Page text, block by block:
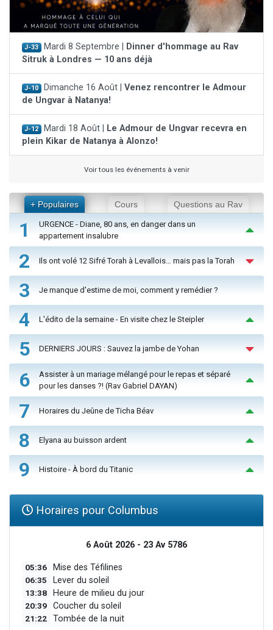
J-33 Mardi 8 Septembre |
Dinner d'hommage au Rav
Sitruk à Londres — 10 ans déjà
J-10 Dimanche 16 Août | Venez rencontrer le Admour
de Ungvar à Natanya!
J-12 Mardi 18 Août |
Le Admour de Ungvar recevra en
plein Kikar de Natanya à Alonzo!
Voir tous les événements à venir
+ Populaires Cours Questions au Rav
1
URGENCE - Diane, 80 ans, en danger dans un
appartement insalubre
2 Ils ont volé 12 Sifré Torah à Levallois… mais pas la Torah
3 Je manque d'estime de moi, comment y remédier ?
4 L'édito de la semaine - En visite chez le Steipler
5 DERNIERS JOURS : Sauvez la jambe de Yohan
6
Assister à un mariage mélangé pour le repas et séparé
pour les danses ?! (Rav Gabriel DAYAN)
7 Horaires du Jeûne de Ticha Béav
8 Elyana au buisson ardent
9 Histoire - À bord du Titanic
Horaires pour Columbus
6 Août 2026 - 23 Av 5786
05:36 Mise des Téfilines
06:35 Lever du soleil
13:38 Heure de milieu du jour
20:39 Coucher du soleil
21:22 Tombée de la nuit